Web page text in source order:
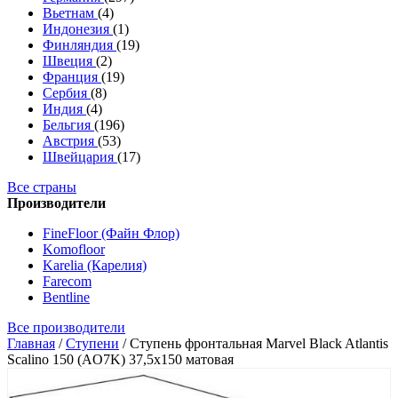
Вьетнам (4)
Индонезия (1)
Финляндия (19)
Швеция (2)
Франция (19)
Сербия (8)
Индия (4)
Бельгия (196)
Австрия (53)
Швейцария (17)
Все страны
Производители
FineFloor (Файн Флор)
Komofloor
Karelia (Карелия)
Farecom
Bentline
Все производители
Главная /Ступени /Ступень фронтальная Marvel Black Atlantis
Scalino 150 (AO7K) 37,5x150 матовая